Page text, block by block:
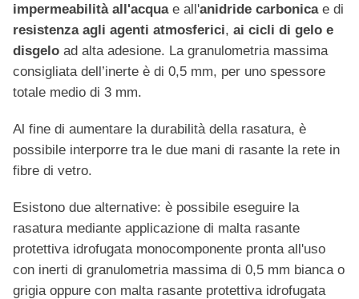
impermeabilità all'acquae all'anidride carbonicae di
resistenza agli agenti atmosferici, ai cicli di gelo e
disgelo ad alta adesione. La granulometria massima
consigliata dell’inerte è di 0,5 mm, per uno spessore
totale medio di 3 mm.
Al fine di aumentare la durabilità della rasatura, è
possibile interporre tra le due mani di rasante la rete in
fibre di vetro.
Esistono due alternative: è possibile eseguire la
rasatura mediante applicazione di malta rasante
protettiva idrofugata monocomponente pronta all'uso
con inerti di granulometria massima di 0,5 mm bianca o
grigia oppure con malta rasante protettiva idrofugata